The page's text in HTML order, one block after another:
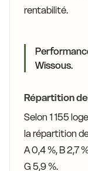
rentabilité.
Wissous.
Répartition
Selon 1 155
la répartition
A 0,4 %, B 2,7
G 5,9 %.